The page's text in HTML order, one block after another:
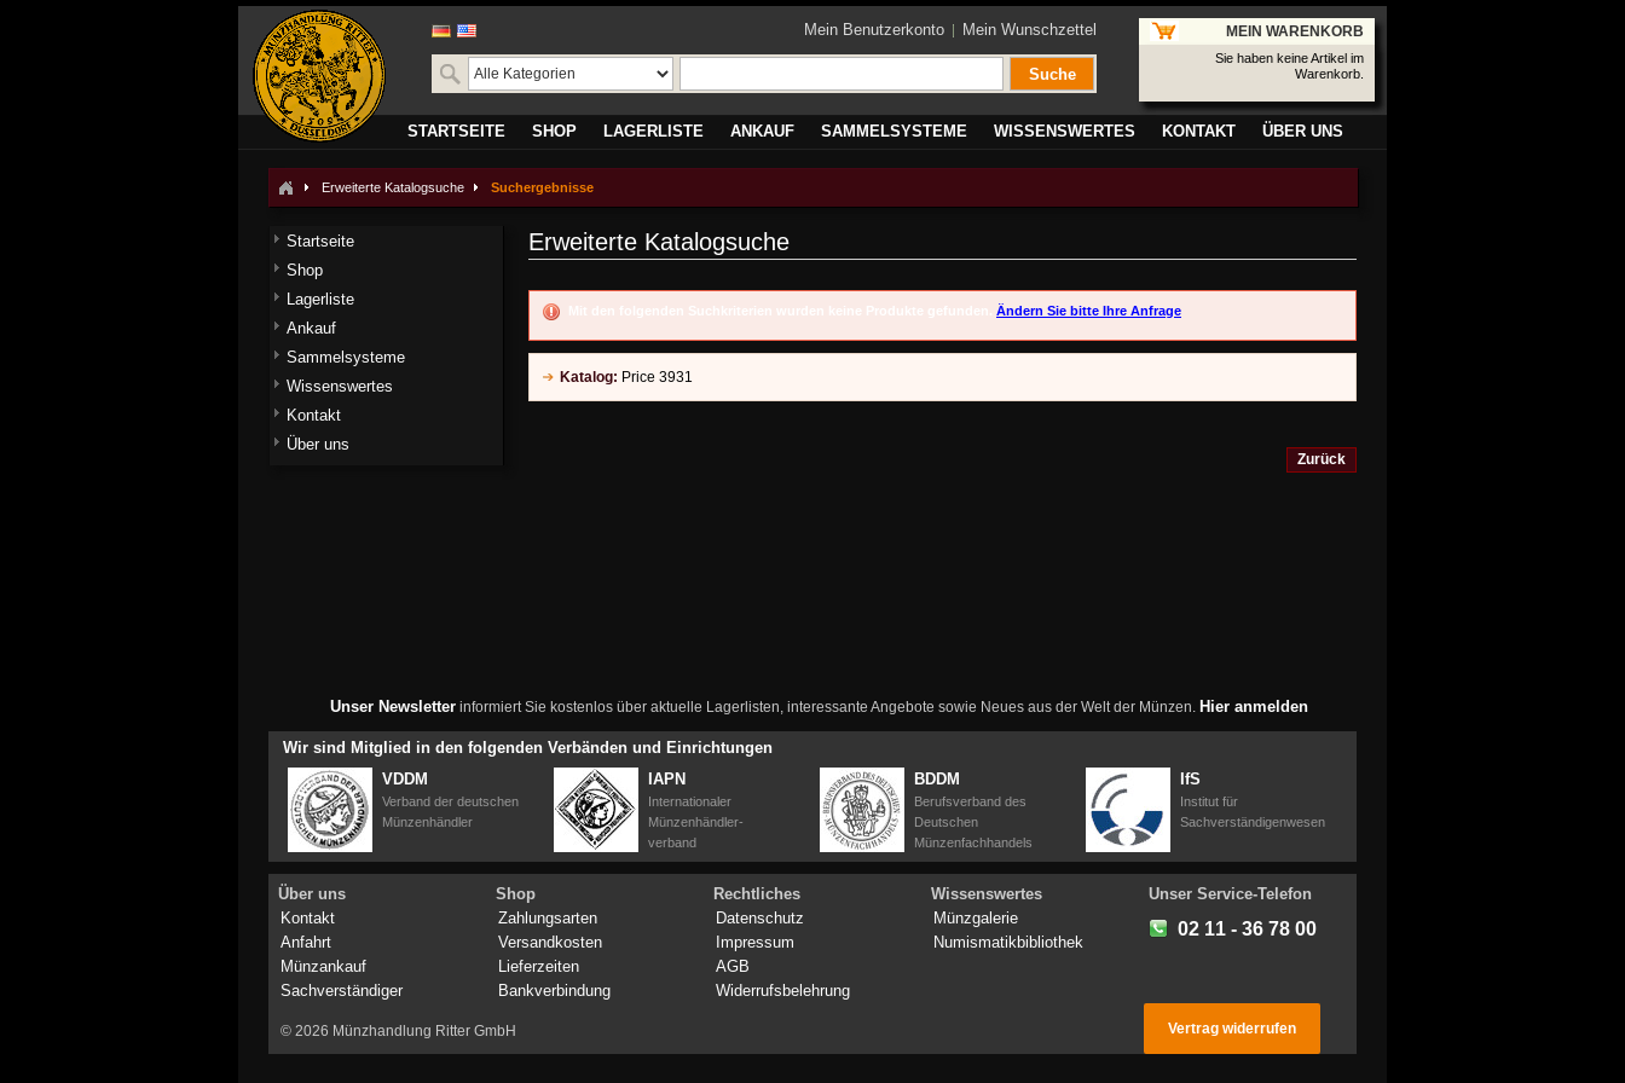
Mein Benutzerkonto Mein Wunschzettel
Suche
MEIN WARENKORB
Sie haben keine Artikel im
Warenkorb.
STARTSEITE SHOP LAGERLISTE ANKAUF SAMMELSYSTEME WISSENSWERTES KONTAKT ÜBER UNS
Erweiterte Katalogsuche Suchergebnisse
Erweiterte Katalogsuche
Mit den folgenden Suchkriterien wurden keine Produkte gefunden. Ändern Sie bitte Ihre Anfrage
Katalog: Price 3931
Zurück
Startseite
Shop
Lagerliste
Ankauf
Sammelsysteme
Wissenswertes
Kontakt
Über uns
Unser Newsletterinformiert Sie kostenlos über aktuelle Lagerlisten, interessante Angebote sowie Neues aus der Welt der Münzen. Hier anmelden
Wir sind Mitglied in den folgenden Verbänden und Einrichtungen
VDDM
Verband der deutschen
Münzenhändler
IAPN
Internationaler
Münzenhändler-
verband
BDDM
Berufsverband des
Deutschen
Münzenfachhandels
IfS
Institut für
Sachverständigenwesen
Über uns
Kontakt
Anfahrt
Münzankauf
Sachverständiger
Shop
Zahlungsarten
Versandkosten
Lieferzeiten
Bankverbindung
Rechtliches
Datenschutz
Impressum
AGB
Widerrufsbelehrung
Wissenswertes
Münzgalerie
Numismatikbibliothek
Unser Service-Telefon
02 11 - 36 78 00
© 2026 Münzhandlung Ritter GmbH Vertrag widerrufen